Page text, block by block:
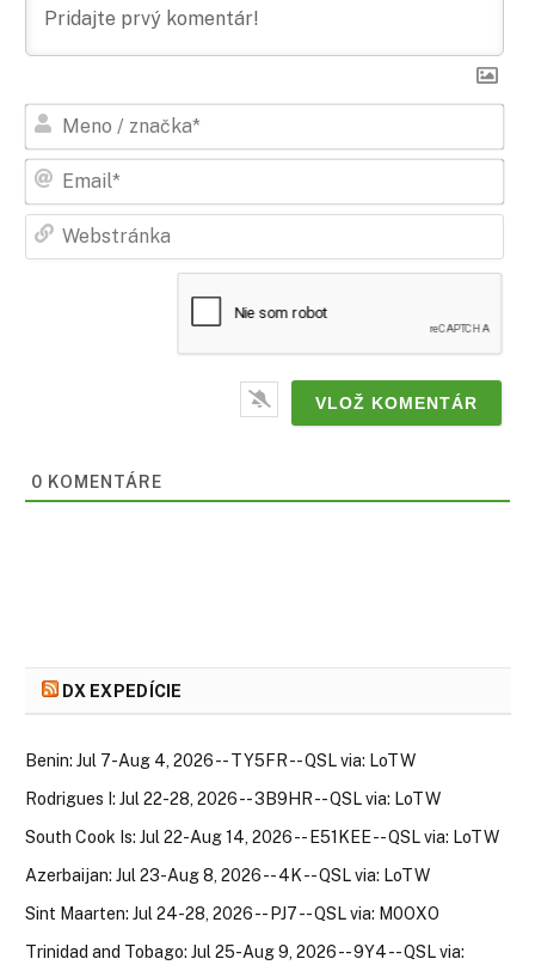
0 KOMENTÁRE
DX EXPEDÍCIE
Benin: Jul 7-Aug 4, 2026 -- TY5FR -- QSL via: LoTW
Rodrigues I: Jul 22-28, 2026 -- 3B9HR -- QSL via: LoTW
South Cook Is: Jul 22-Aug 14, 2026 -- E51KEE -- QSL via: LoTW
Azerbaijan: Jul 23-Aug 8, 2026 -- 4K -- QSL via: LoTW
Sint Maarten: Jul 24-28, 2026 -- PJ7 -- QSL via: M0OXO
Trinidad and Tobago: Jul 25-Aug 9, 2026 -- 9Y4 -- QSL via: